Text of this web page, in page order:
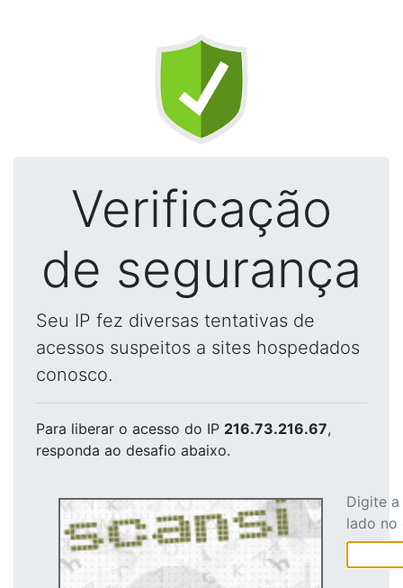
Verificação
de segurança
Seu IP fez diversas tentativas de
acessos suspeitos a sites hospedados
conosco.
Para liberar o acesso do IP 216.73.216.67,
responda ao desafio abaixo.
Digite
lado no